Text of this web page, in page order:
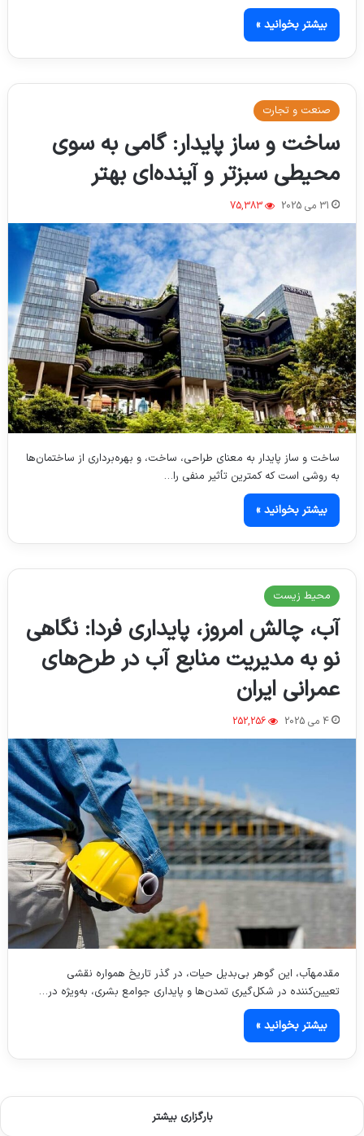
بیشتر بخوانید »
صنعت و تجارت
ساخت و ساز پایدار: گامی به سوی
محیطی سبزتر و آینده‌ای بهتر
31 می 2025 75,383
ساخت و ساز پایدار به معنای طراحی، ساخت، و بهره‌برداری از ساختمان‌ها
به روشی است که کمترین تأثیر منفی را…
بیشتر بخوانید »
محیط زیست
آب، چالش امروز، پایداری فردا: نگاهی
نو به مدیریت منابع آب در طرح‌های
عمرانی ایران
4 می 2025 252,256
مقدمهآب، این گوهر بی‌بدیل حیات، در گذر تاریخ همواره نقشی
تعیین‌کننده در شکل‌گیری تمدن‌ها و پایداری جوامع بشری، به‌ویژه در…
بیشتر بخوانید »
بارگزاری بیشتر